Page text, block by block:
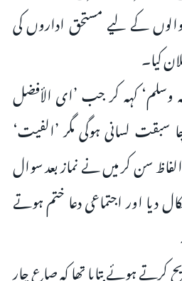
کے لیے مستحق اداروں کی
کیا۔
وسلم‘ کہہ کر جب ’ای الأفضل
سبقت لسانی ہوگی مگر ’الفیت‘
سن کر میں نے نماز بعد سوال
دیا اور اجتماعی دعا ختم ہوتے
کرتے ہوئے بتایا تھا کہ صاع چار